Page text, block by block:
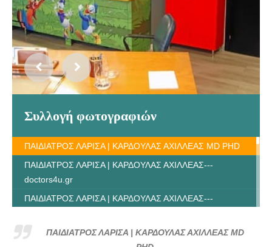
Συλλογή φωτογραφιών
ΠΑΙΔΙΑΤΡΟΣ ΛΑΡΙΣΑ | ΚΑΡΔΟΥΛΑΣ ΑΧΙΛΛΕΑΣ MD PHD
ΠΑΙΔΙΑΤΡΟΣ ΛΑΡΙΣΑ | ΚΑΡΔΟΥΛΑΣ ΑΧΙΛΛΕΑΣ---
doctors4u.gr
ΠΑΙΔΙΑΤΡΟΣ ΛΑΡΙΣΑ | ΚΑΡΔΟΥΛΑΣ ΑΧΙΛΛΕΑΣ---
ΠΑΙΔΙΑΤΡΟΣ ΛΑΡΙΣΑ | ΚΑΡΔΟΥΛΑΣ ΑΧΙΛΛΕΑΣ---
ΠΑΙΔΙΑΤΡΟΣ ΛΑΡΙΣΑ | ΚΑΡΔΟΥΛΑΣ ΑΧΙΛΛΕΑΣ MD